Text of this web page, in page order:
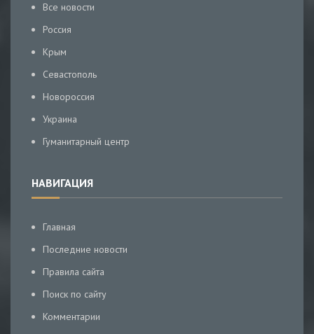
Все новости
Россия
Крым
Севастополь
Новороссия
Украина
Гуманитарный центр
НАВИГАЦИЯ
Главная
Последние новости
Правила сайта
Поиск по сайту
Комментарии